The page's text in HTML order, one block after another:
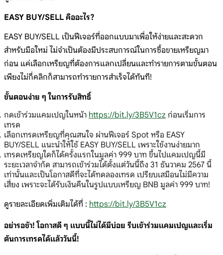
EASY BUY/SELL คืออะไร?
EASY BUY/SELL เป็นฟีเจอร์ที่ออกแบบมาเพื่อให้ง่ายและสะดวก
สำหรับมือใหม่ ไม่จำเป็นต้องมีประสบการณ์ในการซื้อขายเหรียญมา
ก่อน แค่เลือกเหรียญที่ต้องการแลกเปลี่ยนและทำรายการตามขั้นตอน
เพียงไม่กี่คลิกก็สามารถทำรายการสำเร็จได้ทันที!
ขั้นตอนง่าย ๆ ในการรับสิทธิ์
กดเข้าร่วมแคมเปญในหน้า https://bit.ly/3B5V1cz ก่อนเริ่มการ
เทรด
เลือกเทรดเหรียญที่คุณสนใจ ผ่านฟีเจอร์ Spot หรือ EASY
BUY/SELL แนะนำให้ใช้ EASY BUY/SELL เพราะใช้งานง่ายมาก
เทรดเหรียญใดก็ได้ครั้งแรกในมูลค่า 999 บาท ขึ้นไปแคมเปญนี้มี
ระยะเวลาจำกัด สามารถเข้าร่วมได้ตั้งแต่วันนี้ถึง 31 ธันวาคม 2567 นี้
เท่านั้นและเป็นโอกาสดีที่จะได้ทดลองเทรด เปรียบเสมือนไม่มีความ
เสี่ยง เพราะจะได้รับเงินคืนในรูปแบบเหรียญ BNB มูลค่า 999 บาท!
ดูรายละเอียดเพิ่มเติมได้ที่ : https://bit.ly/3B5V1cz
อย่ารอช้า! โอกาสดี ๆ แบบนี้ไม่ได้มีบ่อย รีบเข้าร่วมแคมเปญและเริ่ม
ต้นการเทรดได้แล้ววันนี้!